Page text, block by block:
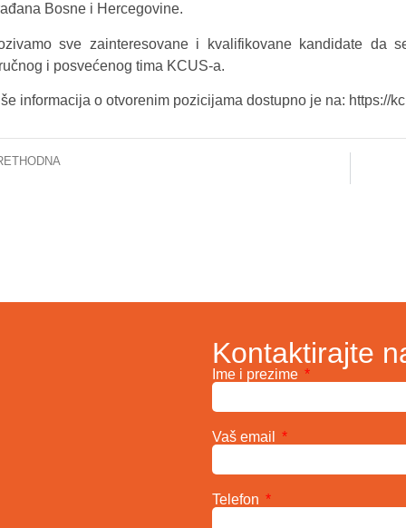
Bosne i Hercegovine.
sve zainteresovane i kvalifikovane kandidate da
i posvećenog tima KCUS-a.
informacija o otvorenim pozicijama dostupno je na: https://
Kontaktirajte
Ime i prezime
Vaš email
Telefon